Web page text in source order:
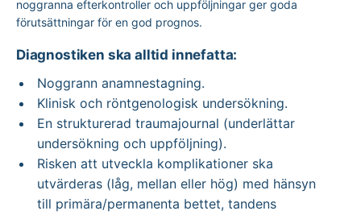
noggranna efterkontroller och uppföljningar ger goda
förutsättningar för en god prognos.
Diagnostiken ska alltid innefatta:
Noggrann anamnestagning.
Klinisk och röntgenologisk undersökning.
En strukturerad traumajournal (underlättar
undersökning och uppföljning).
Risken att utveckla komplikationer ska
utvärderas (låg, mellan eller hög) med hänsyn
till primära/permanenta bettet, tandens